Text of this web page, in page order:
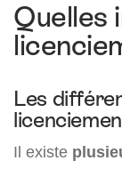
Quelles
Les
Il existe